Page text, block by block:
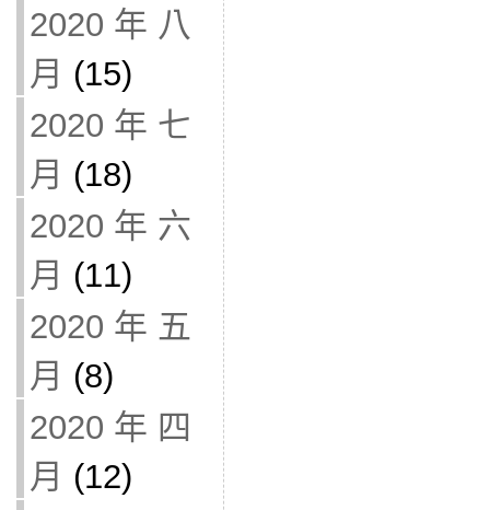
2020 年 八
月 (15)
2020 年 七
月 (18)
2020 年 六
月 (11)
2020 年 五
月 (8)
2020 年 四
月 (12)